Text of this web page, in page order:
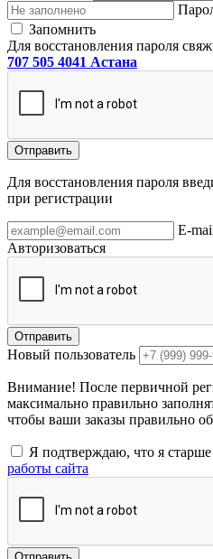
Запомнить
Для восстановления пароля
707 505 4041 Астана
Отправить
Для восстановления пароля
при регистрации
E-
Авторизоваться
Отправить
Новый пользователь
Внимание! После первичной
максимально правильно
чтобы ваши заказы правильно
Я подтверждаю, что я
работы сайта